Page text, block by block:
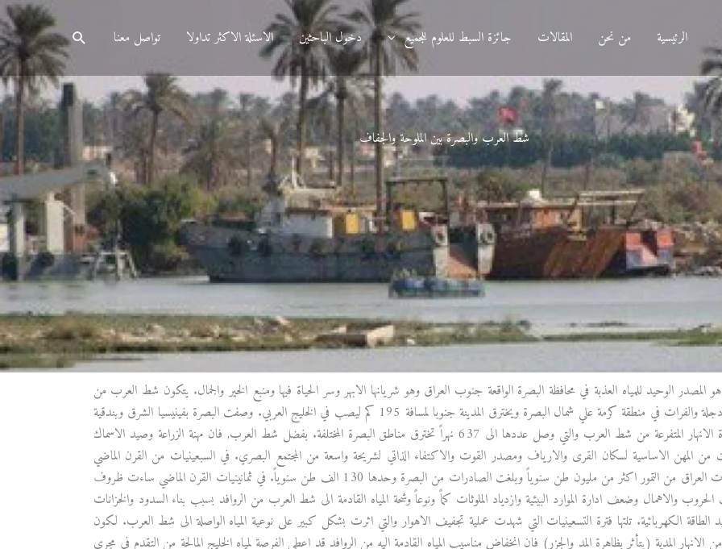
الرئيسية من نحن المقالات جائزة السبط للعلوم للجميع دخول الباحثين الاسئلة الاكثر تداولا تواصل معنا البحث
شط العرب والبصرة بين الملوحة والجفاف
الوحيد للمياه العذبة في محافظة البصرة الواقعة جنوب العراق وهو شريانها الابهر وسر الحياة فيها ومنبع الخير والجمال. يتكون شط العرب من
التقاء نهري دجلة والفرات في منطقة كرمة علي شمال البصرة ويخترق المدينة جنوبا لمسافة 195 كم ليصب في الخليج العربي. وصفت البصرة بفينيسيا الشرق وبندقية
العرب لكثرة الانهار المتفرعة من شط العرب والتي وصل عددها الى 637 نهراً تخترق مناطق البصرة المختلفة. بفضل شط العرب, فان مهنة الزراعة وصيد الاسماك
من المهن الاساسية لسكان القرى والارياف ومصدر القوت والاكتفاء الذاتي لشريحة واسعة من المجتمع البصري. في السبعينيات من القرن الماضي
بلغت صادرات العراق من التمور اكثر من مليون طن سنوياً وبلغت الصادرات من البصرة وحدها 130 الف طن سنوياً. في ثمانينيات القرن الماضي ساءت ظروف
الحروب والاهمال وضعف ادارة الموارد البيئية وازدياد الملوثات كماً ونوعاً وشحة المياه القادمة الى شط العرب من الروافد بسبب بناء السدود والخزانات
الطاقة الكهربائية. تلتها فترة التسعينيات التي شهدت عملية تجفيف الاهوار والتي اثرت بشكل كبير على نوعية المياه الواصلة الى شط العرب. لكون
المدية (يتأثر بظاهرة المد والجزر) فان انخفاض مناسيب المياه القادمة اليه من الروافد قد اعطى الفرصة لمياه الخليج المالحة من التقدم في مجرى